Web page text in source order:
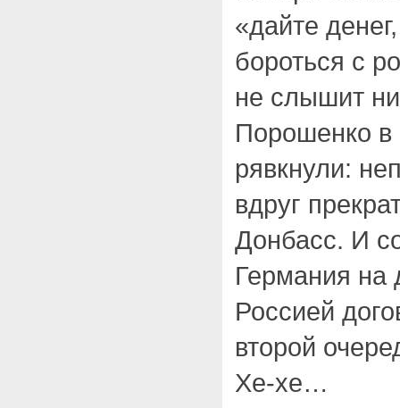
«дайте
бороться с
не слышит
Порошенко в
рявкнули:
вдруг
Донбасс. И
Германия на
Россией
второй
Хе-хе…